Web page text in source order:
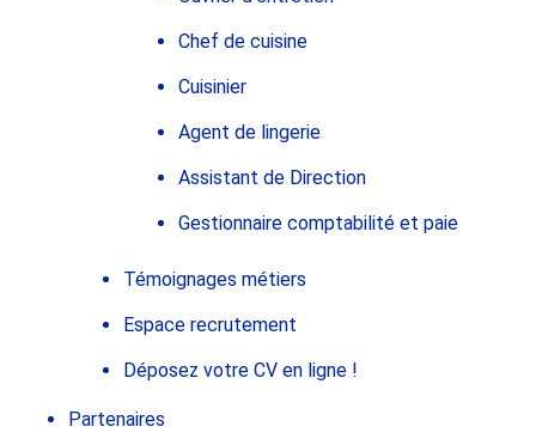
Chef de cuisine
Cuisinier
Agent de lingerie
Assistant de Direction
Gestionnaire comptabilité et paie
Témoignages métiers
Espace recrutement
Déposez votre CV en ligne !
Partenaires